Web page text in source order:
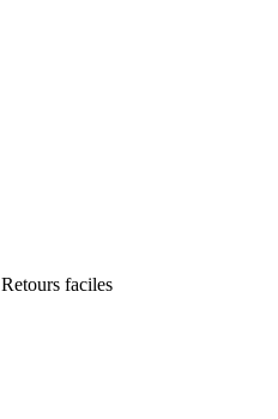
Retours faciles